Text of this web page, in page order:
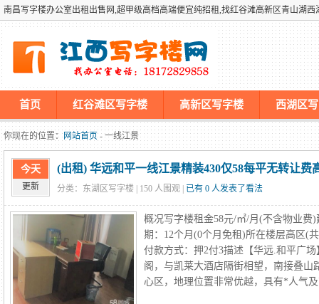
南昌写字楼办公室出租出售网,超甲级高档高端便宜纯招租,找红谷滩高新区青山湖
首页 红谷滩区写字楼 高新区写字楼 西湖区
墡墢美国仿牌vps推荐仿牌空间主机仿牌服务器,国外欧洲荷兰
你现在的位置： 网站首页- 一线江景
今天
更新
(出租) 华远和平一线江景精装430仅58每平无转让费
分类：东湖区写字楼 | 150 人围观 | 已有 0 人发表了看法
概况写字楼租金58元/㎡/月(不含物业费
期：12个月(0个月免租)所在楼层高区(
付款方式：押2付3描述【华远.和平广
阁，与凯莱大酒店隔街相望，南接叠
心区，地理位置非常优越，具有*人气